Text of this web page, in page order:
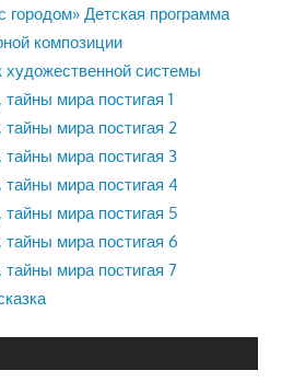
городом» Детская программа
композиции
художественной системы
мира постигая 1
мира постигая 2
мира постигая 3
мира постигая 4
мира постигая 5
мира постигая 6
мира постигая 7